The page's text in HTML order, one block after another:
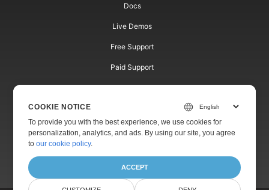
Docs
Live Demos
Free Support
Paid Support
Paid Consulting
Websites
COOKIE NOTICE
To provide you with the best experience, we use cookies for
personalization, analytics, and ads. By using our site, you agree
toour cookie policy.
ACCEPT